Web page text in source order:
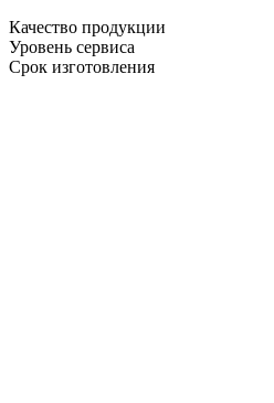
Качество продукции
Уровень сервиса
Срок изготовления